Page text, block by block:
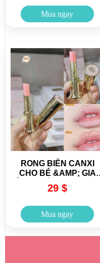
Mua ngay
RONG BIỂN CANXI
CHO BÉ &AMP; GIA
ĐÌNH | BỔ SUNG CANXI
TỰ NHIÊN, DỄ ĂN
29 $
Mua ngay